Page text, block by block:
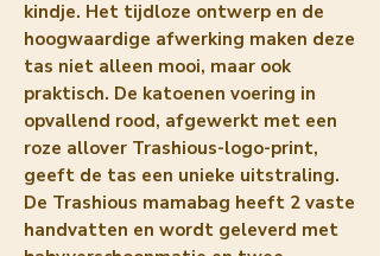
kindje. Het tijdloze ontwerp en de
hoogwaardige afwerking maken deze
tas niet alleen mooi, maar ook
praktisch. De katoenen voering in
opvallend rood, afgewerkt met een
roze allover Trashious-logo-print,
geeft de tas een unieke uitstraling.
De Trashious mamabag heeft 2 vaste
handvatten en wordt geleverd met